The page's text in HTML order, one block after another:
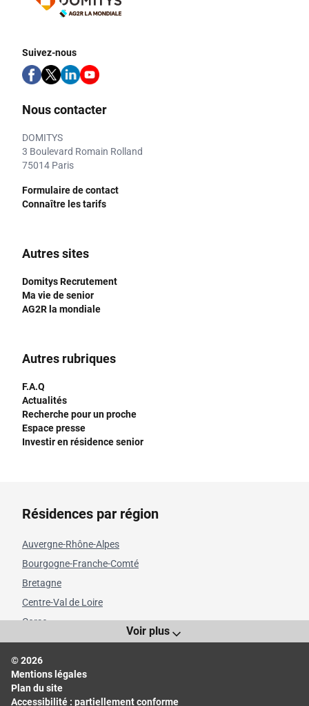
Suivez-nous
Nous contacter
DOMITYS
3 Boulevard Romain Rolland
75014 Paris
Formulaire de contact
Connaître les tarifs
Autres sites
Domitys Recrutement
Ma vie de senior
AG2R la mondiale
Autres rubriques
F.A.Q
Actualités
Recherche pour un proche
Espace presse
Investir en résidence senior
Résidences par région
Auvergne-Rhône-Alpes
Bourgogne-Franche-Comté
Bretagne
Centre-Val de Loire
Corse
Grand Est
Hauts-de-France
Île-de-France
Normandie
Voir plus
© 2026
Mentions légales
Plan du site
Accessibilité : partiellement conforme